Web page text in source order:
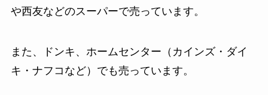
や西友などのスーパーで売っています。
また、ドンキ、ホームセンター（カインズ・ダイ
キ・ナフコなど）でも売っています。